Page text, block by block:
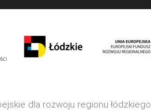
dla rozwoju regionu łódzkiego